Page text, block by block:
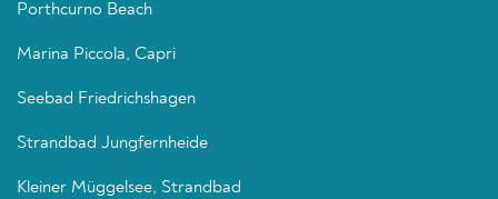
Porthcurno Beach
Marina Piccola, Capri
Seebad Friedrichshagen
Strandbad Jungfernheide
Kleiner Müggelsee, Strandbad